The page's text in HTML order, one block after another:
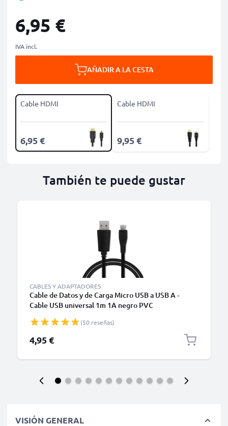
6,95 €
IVA incl.
AÑADIR A LA CESTA
Cable HDMI
6,95 €
Cable HDMI
9,95 €
También te puede gustar
CABLES Y ADAPTADORES
Cable de Datos y de Carga Micro USB a USB A -
Cable USB universal 1m 1A negro PVC
(50 reseñas)
4,95 €
VISIÓN GENERAL